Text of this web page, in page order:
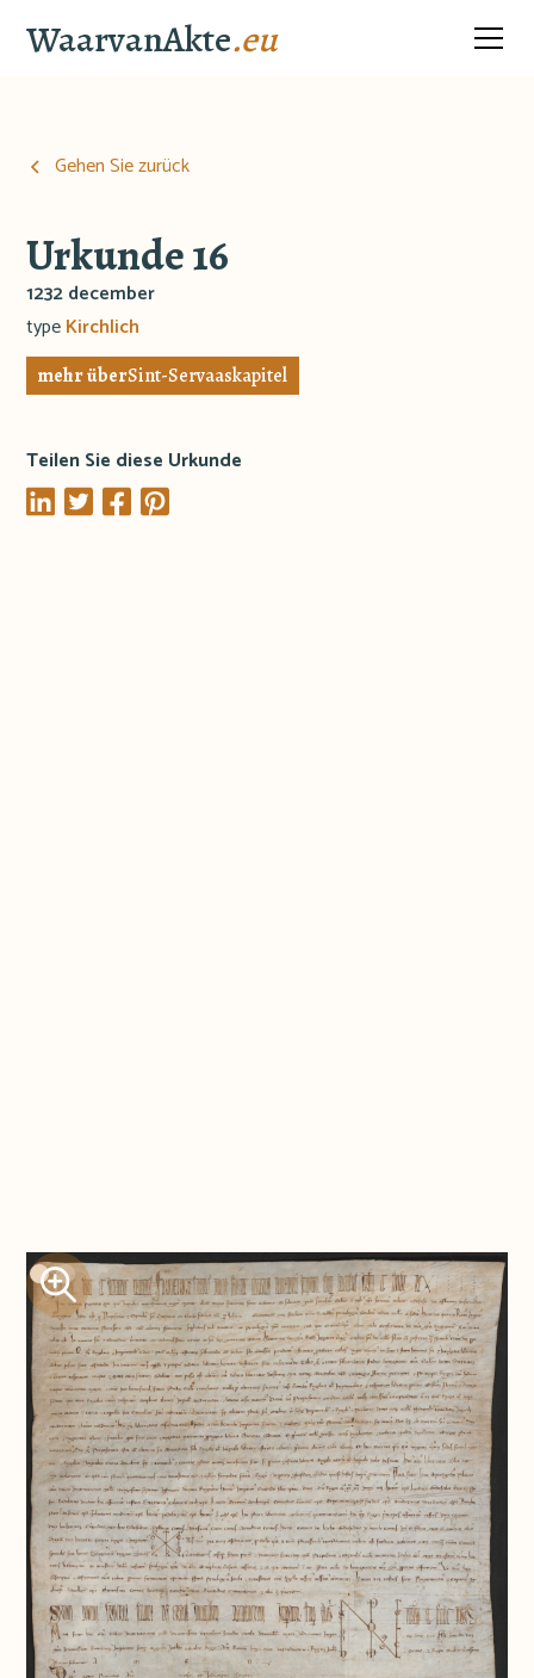
WaarvanAkte.eu
Gehen Sie zurück
Urkunde 16
1232 december
typeKirchlich
mehr überSint-Servaaskapitel
Teilen Sie diese Urkunde